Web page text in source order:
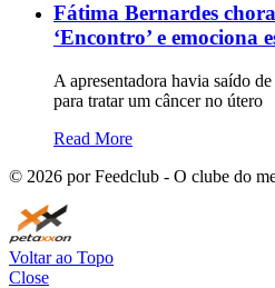
Fátima Bernardes
‘Encontro’ e emociona
A apresentadora havia saído
para tratar um câncer no útero
Read More
© 2026 por Feedclub - O clube do
Voltar ao Topo
Close